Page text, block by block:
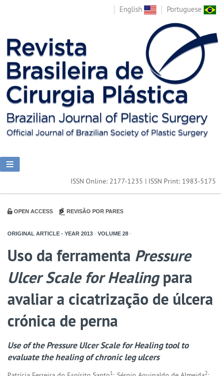
English Portuguese
ISSN Online: 2177-1235 | ISSN Print: 1983-5175
OPEN ACCESS REVISÃO POR PARES
ORIGINAL ARTICLE - YEAR 2013 - VOLUME 28 -
Uso da ferramenta Pressure
Ulcer Scale for Healingpara
avaliar a cicatrização de úlcera
crónica de perna
Use of the Pressure Ulcer Scale for Healing tool to
evaluate the healing of chronic leg ulcers
1 2